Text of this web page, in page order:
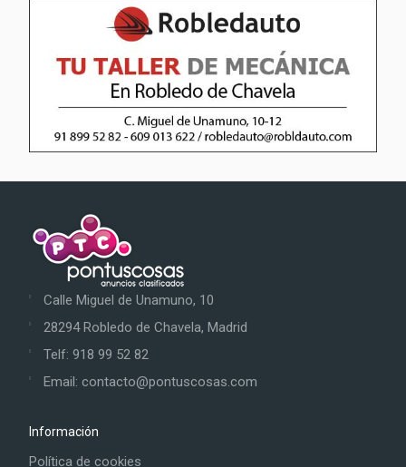
Calle Miguel de Unamuno, 10
28294 Robledo de Chavela, Madrid
Telf: 918 99 52 82
Email: contacto@pontuscosas.com
Información
Política de cookies